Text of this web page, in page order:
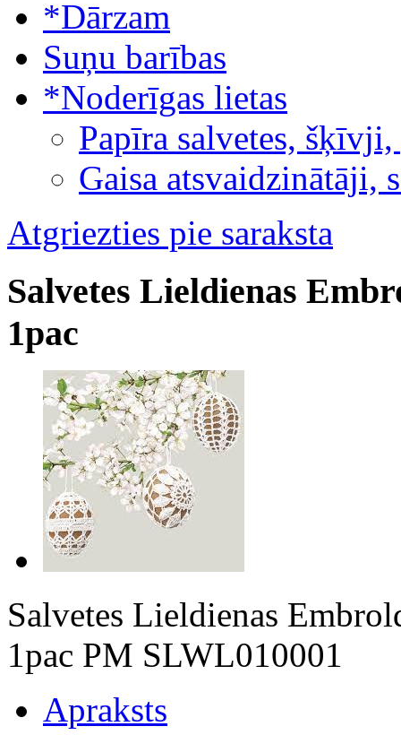
*Dārzam
Suņu barības
*Noderīgas lietas
Papīra salvetes,
Gaisa atsvaidzinātāji,
Atgriezties pie saraksta
Salvetes Lieldienas
1pac
Salvetes Lieldienas
1pac PM SLWL010001
Apraksts